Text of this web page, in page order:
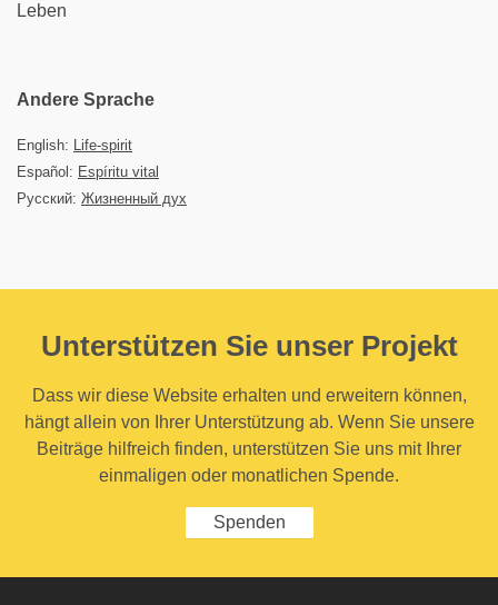
Leben
Andere Sprache
English: Life-spirit
Español: Espíritu vital
Русский: Жизненный дух
Unterstützen Sie unser Projekt
Dass wir diese Website erhalten und erweitern können,
hängt allein von Ihrer Unterstützung ab. Wenn Sie unsere
Beiträge hilfreich finden, unterstützen Sie uns mit Ihrer
einmaligen oder monatlichen Spende.
Spenden